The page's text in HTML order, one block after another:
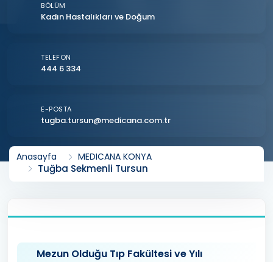
BÖLÜM
Kadın Hastalıkları ve Doğum
TELEFON
444 6 334
E-POSTA
tugba.tursun@medicana.com.tr
Anasayfa MEDICANA KONYA
Tuğba Sekmenli Tursun
Mezun Olduğu Tıp Fakültesi ve Yılı